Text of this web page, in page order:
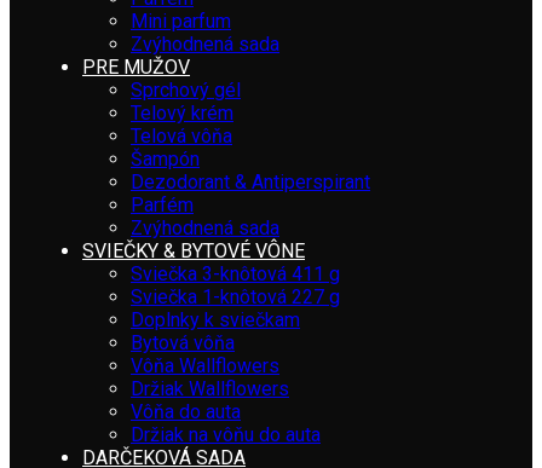
Mini parfum
Zvýhodnená sada
PRE MUŽOV
Sprchový gél
Telový krém
Telová vôňa
Šampón
Dezodorant & Antiperspirant
Parfém
Zvýhodnená sada
SVIEČKY & BYTOVÉ VÔNE
Sviečka 3-knôtová 411 g
Sviečka 1-knôtová 227 g
Doplnky k sviečkam
Bytová vôňa
Vôňa Wallflowers
Držiak Wallflowers
Vôňa do auta
Držiak na vôňu do auta
DARČEKOVÁ SADA